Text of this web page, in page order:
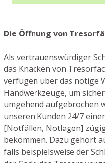
Die Öffnung von
Als vertrauenswürdiger
das Knacken von
verfügen über das nötige
Handwerkzeuge, um
umgehend aufgebrochen
unseren Kunden 24/7
[Notfällen, Notlagen]
bekommen. Dazu gehört
falls beispielsweise der